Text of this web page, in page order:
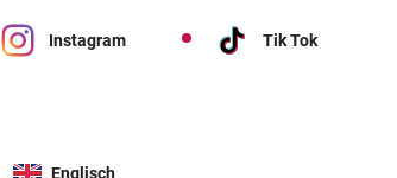
Instagram Tik Tok
Englisch